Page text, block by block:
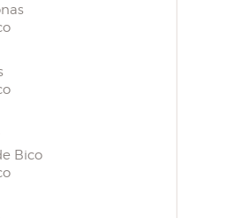
Bico